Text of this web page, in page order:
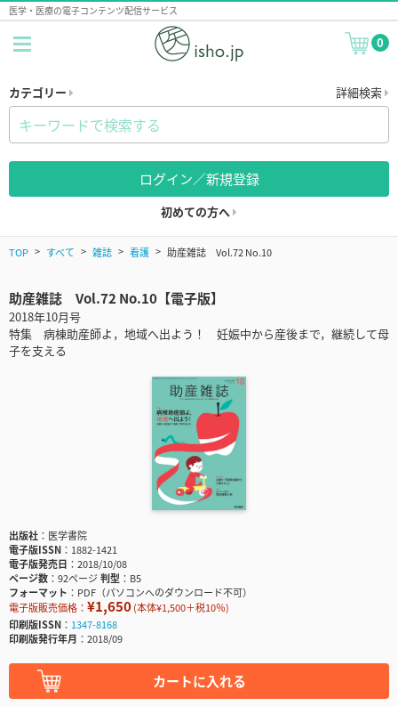
医学・医療の電子コンテンツ配信サービス
0
カテゴリー 詳細検索
ログイン／新規登録
初めての方へ
TOP すべて 雑誌 看護 助産雑誌 Vol.72 No.10
助産雑誌 Vol.72 No.10【電子版】
2018年10月号
特集 病棟助産師よ，地域へ出よう！ 妊娠中から産後まで，継続して母
子を支える
出版社
医学書院
電子版ISSN
1882-1421
電子版発売日
2018/10/08
ページ数
92ページ判型
B5
フォーマット
PDF（パソコンへのダウンロード不可）
電子版販売価格： ¥1,650(本体¥1,500＋税10％)
印刷版ISSN
1347-8168
印刷版発行年月
2018/09
カートに入れる